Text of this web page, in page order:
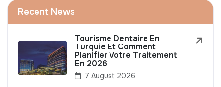
Recent News
Tourisme Dentaire En
Turquie Et Comment
Planifier Votre Traitement
En 2026
7 August 2026